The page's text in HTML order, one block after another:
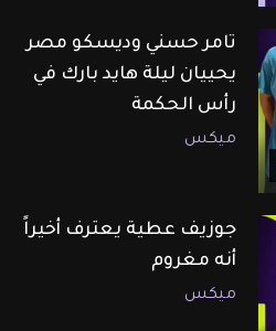
تامر حسني وديسكو مصر
يحييان ليلة هايد بارك في
رأس الحكمة
ميكس
جوزيف عطية يعترف أخيراً
أنه مغروم
ميكس